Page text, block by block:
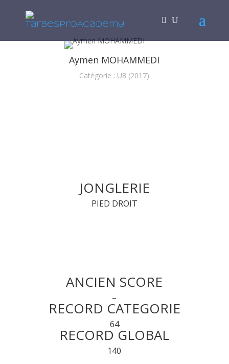
Aymen MOHAMMEDI
Catégorie : U8 (2017)
JONGLERIE
PIED DROIT
ANCIEN SCORE
–
RECORD CATEGORIE
64
RECORD GLOBAL
140